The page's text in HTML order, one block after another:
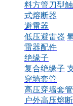
料方管刀型
式熔断器
避雷器
低压避雷器
雷器配件
绝缘子
复合绝缘子
穿墙套管
高压穿墙套管
户外高压熔